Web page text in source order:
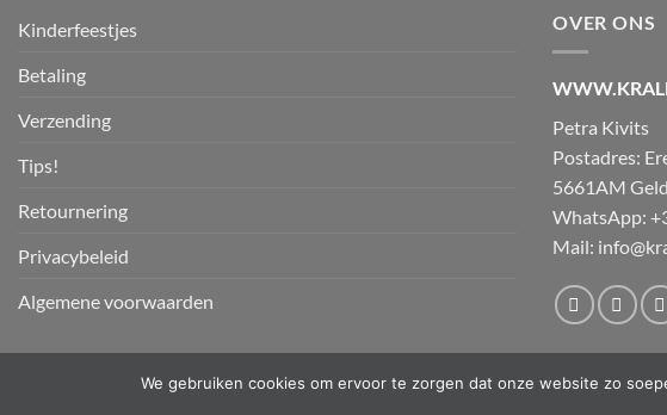
Kinderfeestjes
Betaling
Verzending
Tips!
Retournering
Privacybeleid
Algemene voorwaarden
OVER ONS
Petra Kivits
Postadres:
5661AM
WhatsApp:
Mail:
Copyright 2026 ©PKW-designs
We gebruiken cookies om ervoor te zorgen dat onze website zo